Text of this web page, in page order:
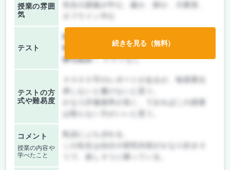
授業の雰囲
気
先生の講義が中心、厳か、静か、大教室、
テスト
前期/中間：
後期/期末：
授業無し
持ち込み：テストなし
テストの方
式や難易度
４０００字のレポートがあるが、毎授業出
席しないと書けないと思う。
かなり評価基準が高く、できればこの授業
コメント
授業の内容や
学べたこと
続きを見る（無料）